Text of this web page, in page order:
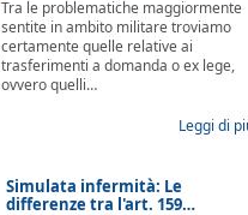
Tra le problematiche maggiormente
sentite in ambito militare troviamo
certamente quelle relative ai
trasferimenti a domanda o ex lege,
ovvero quelli…
Leggi di
Simulata infermità: Le
differenze tra l'art. 159…